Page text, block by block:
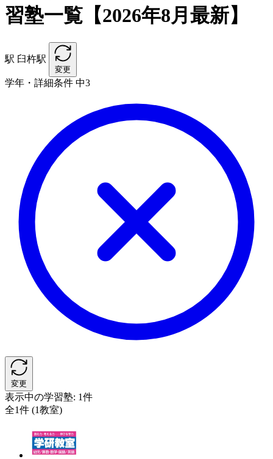
習塾一覧【2026年8月最新】
駅 臼杵駅
変更
学年・詳細条件 中3
変更
表示中の学習塾: 1件
全1件 (1教室)